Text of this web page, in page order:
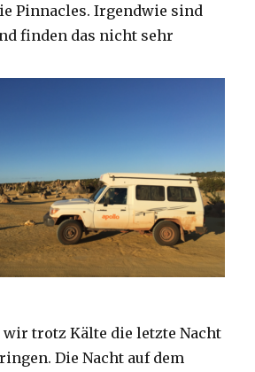
Pinnacles. Irgendwie sind
finden das nicht sehr
wir trotz Kälte die letzte Nacht
Die Nacht auf dem